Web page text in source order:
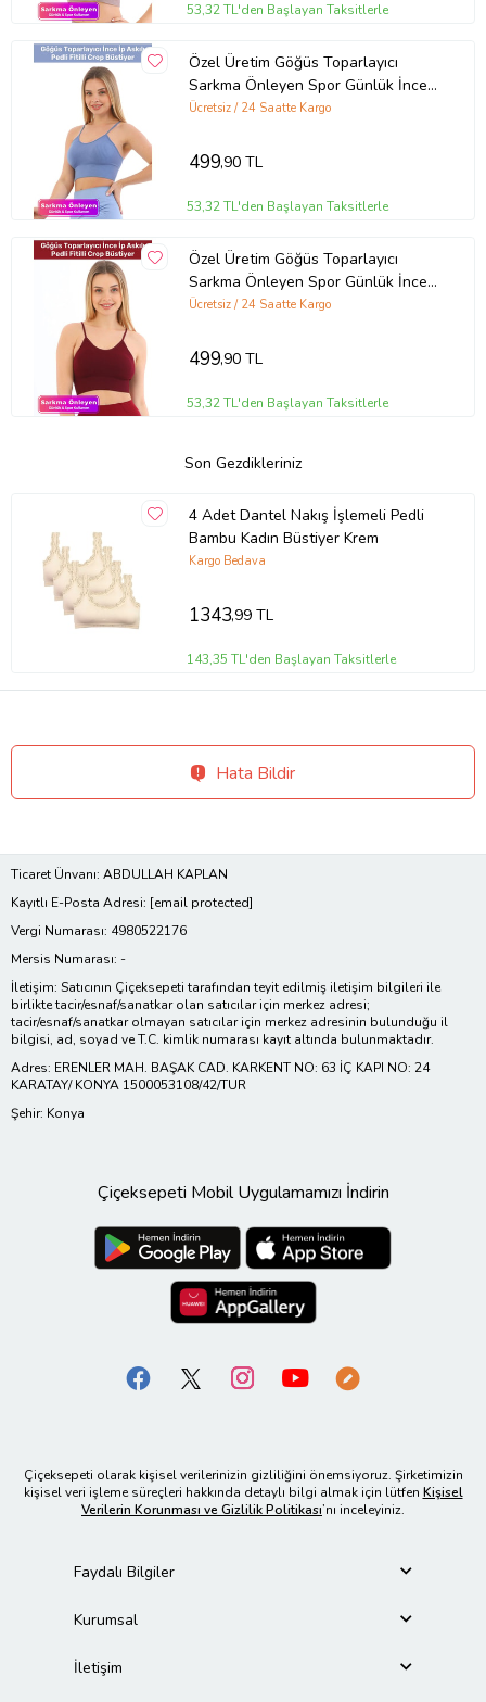
53,32 TL'den Başlayan Taksitlerle
Özel Üretim Göğüs Toparlayıcı
Sarkma Önleyen Spor Günlük İnce
İp Askılı Pedli Fitilli Crop Büstiyer
Ücretsiz / 24 Saatte Kargo
499,90 TL
53,32 TL'den Başlayan Taksitlerle
Özel Üretim Göğüs Toparlayıcı
Sarkma Önleyen Spor Günlük İnce
İp Askılı Pedli Fitilli Crop Büstiyer
Ücretsiz / 24 Saatte Kargo
499,90 TL
53,32 TL'den Başlayan Taksitlerle
Son Gezdikleriniz
4 Adet Dantel Nakış İşlemeli Pedli
Bambu Kadın Büstiyer Krem
Kargo Bedava
1343,99 TL
143,35 TL'den Başlayan Taksitlerle
Hata Bildir
Ticaret Ünvanı: ABDULLAH KAPLAN
Kayıtlı E-Posta Adresi: [email protected]
Vergi Numarası: 4980522176
Mersis Numarası: -
İletişim: Satıcının Çiçeksepeti tarafından teyit edilmiş iletişim bilgileri ile
birlikte tacir/esnaf/sanatkar olan satıcılar için merkez adresi;
tacir/esnaf/sanatkar olmayan satıcılar için merkez adresinin bulunduğu il
bilgisi, ad, soyad ve T.C. kimlik numarası kayıt altında bulunmaktadır.
Adres: ERENLER MAH. BAŞAK CAD. KARKENT NO: 63 İÇ KAPI NO: 24
KARATAY/ KONYA 1500053108/42/TUR
Şehir: Konya
Çiçeksepeti Mobil Uygulamamızı İndirin
Çiçeksepeti olarak kişisel verilerinizin gizliliğini önemsiyoruz. Şirketimizin
kişisel veri işleme süreçleri hakkında detaylı bilgi almak için lütfen Kişisel
Verilerin Korunması ve Gizlilik Politikası’nı inceleyiniz.
Faydalı Bilgiler
Kurumsal
İletişim